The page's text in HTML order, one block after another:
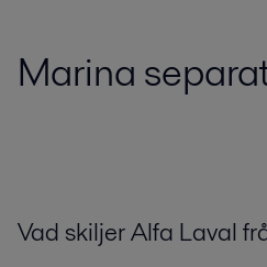
Marina
Vad skiljer Alfa Laval